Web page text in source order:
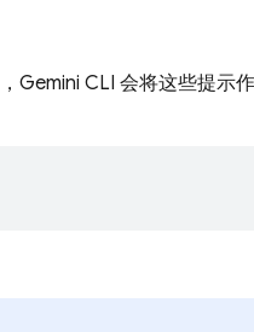
Gemini CLI 会将这些提示